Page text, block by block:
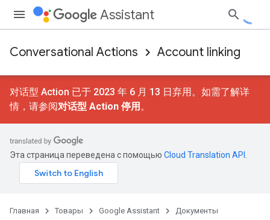
Assistant
Conversational Actions Account linking
对话型 Action 已于 2023 年 6 月 13 日弃用。如需了解详
情，请参阅对话型 Action 停用 。
Эта страница переведена с помощью Cloud Translation API
Главная Товары Google Assistant
Документы